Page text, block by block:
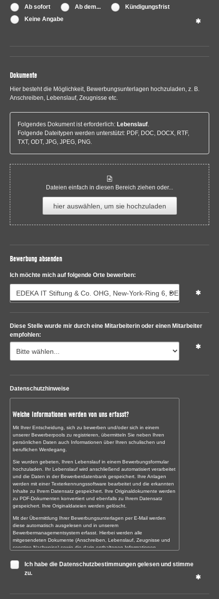
Ab sofort Ab dem...
Kündigungsfrist
Keine Angabe
Dokumente
Hier besteht die Möglichkeit, Bewerbungsunterlagen hochzuladen, z. B.
Anschreiben, Lebenslauf, Zeugnisse etc.
Folgendes Dokument ist erforderlich: Lebenslauf.
Folgende Dateitypen werden unterstützt: PDF, DOC, DOCX, RTF,
TXT, ODT, JPG, JPEG, PNG.
Dateien einfach in diesen Bereich ziehen oder...
hier auswählen, um sie hochzuladen
Bewerbung absenden
Ich möchte mich auf folgende Orte bewerben:
EDEKA IT Stiftung & Co. OHG, New-York-Ring 6, DE-22297
Diese Stelle wurde mir durch eine Mitarbeiterin oder einen Mitarbeiter
empfohlen:
Datenschutzhinweise
Welche Informationen werden von uns erfasst?
Mit Ihrer Entscheidung, sich zu bewerben und/oder sich in einem
unserer Bewerberpools zu registrieren, übermitteln Sie neben Ihren
persönlichen Daten auch Informationen über Ihren schulischen und
beruflichen Werdegang.
Sie wurden gebeten, Ihren Lebenslauf in einem Bewerbungsformular
hochzuladen. Ihr Lebenslauf wird anschließend automatisiert verarbeitet
und die Daten in der Bewerberdatenbank gespeichert. Ihre Anlagen
werden mit einer Texterkennungssoftware bearbeitet und die erkannten
Inhalte zu Ihrem Datensatz gespeichert. Ihre Originaldokumente werden
zu PDF-Dokumenten konvertiert und ebenfalls zu Ihrem Datensatz
gespeichert. Ihre Originaldateien werden gelöscht.
Mit der Übermittlung Ihrer Bewerbungsunterlagen per E-Mail werden
diese automatisch ausgelesen und in unserem
Bewerbermanagementsystem erfasst. Hierbei werden alle
mitgesendeten Dokumente (Anschreiben, Lebenslauf, Zeugnisse und
sonstige Nachweise) sowie die darin enthaltenen Informationen
Sollten Sie uns Ihre Bewerbungsunterlagen noch persönlich oder auf
dem Postweg übermitteln, digitalisieren wir diese zunächst und erfassen
Ich habe die Datenschutzbestimmungen gelesen und stimme
zu.